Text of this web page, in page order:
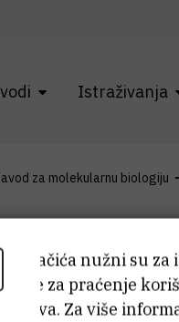
Istraživanja
za molekularnu biologiju
kolačića nužni su za
za praćenje
Za više